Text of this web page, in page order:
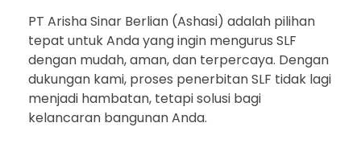
PT Arisha Sinar Berlian (Ashasi) adalah pilihan
tepat untuk Anda yang ingin mengurus SLF
dengan mudah, aman, dan terpercaya. Dengan
dukungan kami, proses penerbitan SLF tidak lagi
menjadi hambatan, tetapi solusi bagi
kelancaran bangunan Anda.